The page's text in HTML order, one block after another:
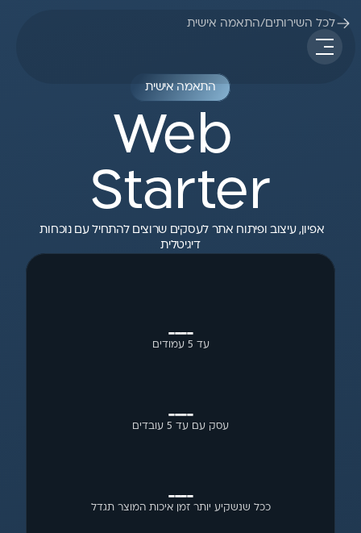
התאמה אישית/לכל השירותים
התאמה אישית
Web
Starter
אפיון, עיצוב ופיתוח אתר לעסקים שרוצים להתחיל עם נוכחות
דיגיטלית
עד 5 עמודים
עסק עם עד 5 עובדים
ככל שנשקיע יותר זמן איכות המוצר תגדל